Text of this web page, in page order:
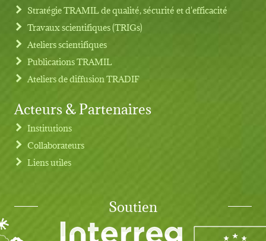
Stratégie TRAMIL de qualité, sécurité et d'efficacité
Travaux scientifiques (TRIGs)
Ateliers scientifiques
Publications TRAMIL
Ateliers de diffusion TRADIF
Acteurs & Partenaires
Institutions
Collaborateurs
Liens utiles
Soutien